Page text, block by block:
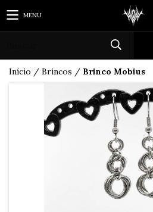
MENU
Início / Brincos / Brinco Mobius